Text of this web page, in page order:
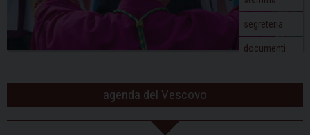
segreteria
documenti
agenda del Vescovo